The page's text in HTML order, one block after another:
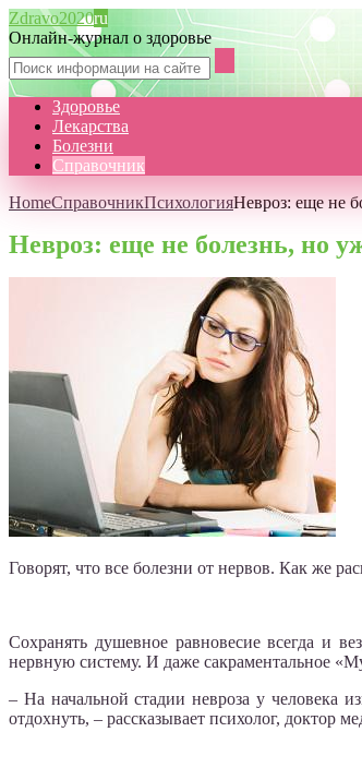
Zdravo2020ru
Онлайн-журнал о здоровье
Здоровье
Лекарства
Болезни
Справочник
HomeСправочникПсихологияНевроз: еще не
Невроз: еще не болезнь, но
Говорят, что все болезни от нервов. Как же
Сохранять душевное равновесие всегда и
нервную систему. И даже сакраментальное
– На начальной стадии невроза у человека
отдохнуть, – рассказывает психолог,